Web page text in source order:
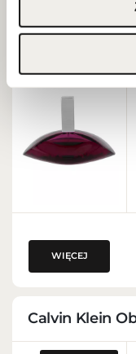
Calvin Klein
WIĘCEJ
Calvin Klein